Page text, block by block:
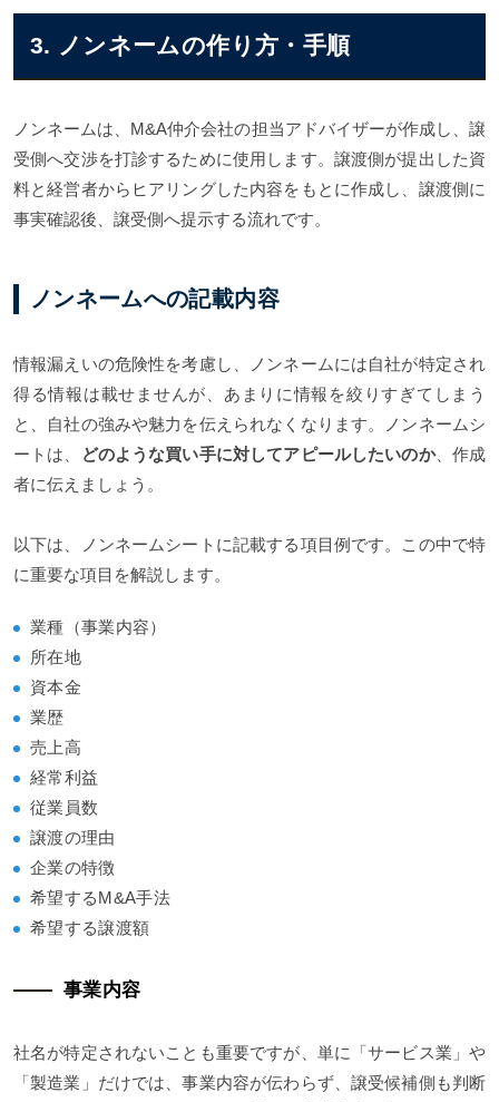
3. ノンネームの作り方・手順
ノンネームは、M&A仲介会社の担当アドバイザーが作成し、譲
受側へ交渉を打診するために使用します。譲渡側が提出した資
料と経営者からヒアリングした内容をもとに作成し、譲渡側に
事実確認後、譲受側へ提示する流れです。
ノンネームへの記載内容
情報漏えいの危険性を考慮し、ノンネームには自社が特定され
得る情報は載せませんが、あまりに情報を絞りすぎてしまう
と、自社の強みや魅力を伝えられなくなります。ノンネームシ
ートは、
どのような買い手に対してアピールしたいのか、作成
者に伝えましょう。
以下は、ノンネームシートに記載する項目例です。この中で特
に重要な項目を解説します。
業種（事業内容）
所在地
資本金
業歴
売上高
経常利益
従業員数
譲渡の理由
企業の特徴
希望するM&A手法
希望する譲渡額
事業内容
社名が特定されないことも重要ですが、単に「サービス業」や
「製造業」だけでは、事業内容が伝わらず、譲受候補側も判断